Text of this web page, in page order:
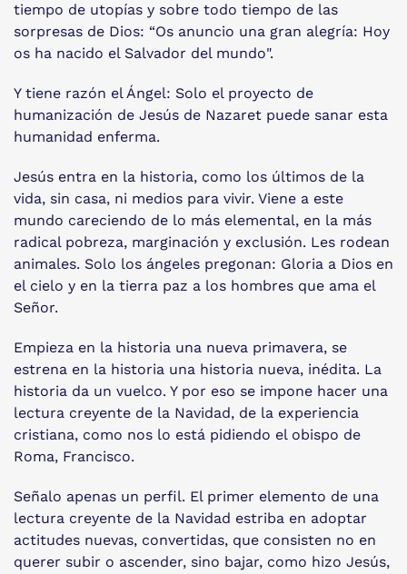
tiempo de utopías y sobre todo tiempo de las
sorpresas de Dios: “Os anuncio una gran alegría: Hoy
os ha nacido el Salvador del mundo".
Y tiene razón el Ángel: Solo el proyecto de
humanización de Jesús de Nazaret puede sanar esta
humanidad enferma.
Jesús entra en la historia, como los últimos de la
vida, sin casa, ni medios para vivir. Viene a este
mundo careciendo de lo más elemental, en la más
radical pobreza, marginación y exclusión. Les rodean
animales. Solo los ángeles pregonan: Gloria a Dios en
el cielo y en la tierra paz a los hombres que ama el
Señor.
Empieza en la historia una nueva primavera, se
estrena en la historia una historia nueva, inédita. La
historia da un vuelco. Y por eso se impone hacer una
lectura creyente de la Navidad, de la experiencia
cristiana, como nos lo está pidiendo el obispo de
Roma, Francisco.
Señalo apenas un perfil. El primer elemento de una
lectura creyente de la Navidad estriba en adoptar
actitudes nuevas, convertidas, que consisten no en
querer subir o ascender, sino bajar, como hizo Jesús,